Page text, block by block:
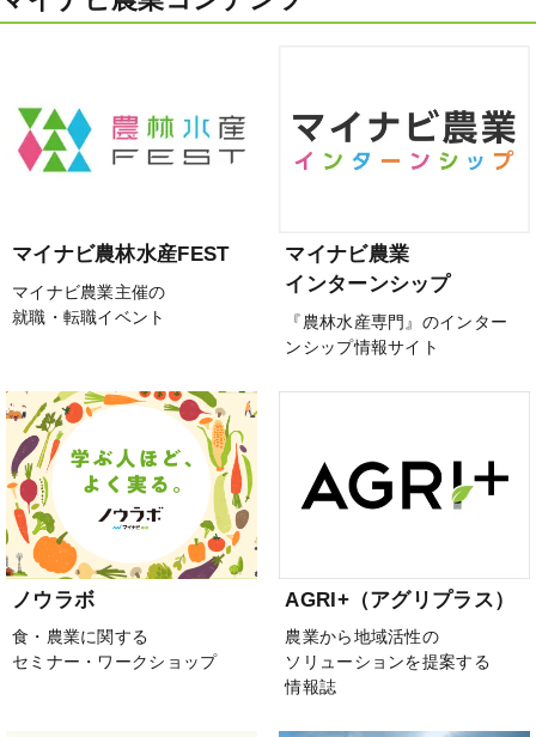
マイナビ農林水産FEST
マイナビ農業主催の
就職・転職イベント
マイナビ農業
インターンシップ
『農林水産専門』のインター
ンシップ情報サイト
ノウラボ
食・農業に関する
セミナー・ワークショップ
AGRI+（アグリプラス）
農業から地域活性の
ソリューションを提案する
情報誌